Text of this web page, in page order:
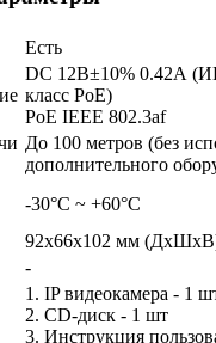
Есть
DC 12В±10% 0.42А
класс PoE)
PoE IEEE 802.3af
До 100 метров (без
дополнительного
-30°С ~ +60°С
92х66х102 мм
-
1. IP видеокамера - 1
2. СD-диск - 1 шт
3. Инструкция